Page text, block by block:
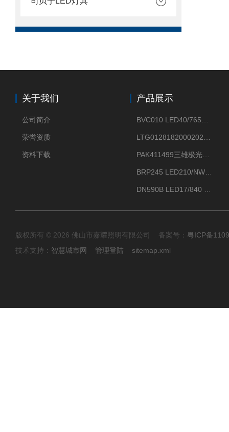
关于我们
公司简介
荣誉资质
资料下载
产品展示
版权所有 © 2026 佛山市嘉耀照明有限公司 备案号： 粤ICP备
技术支持： 智慧城市网 管理登陆 sitemap.xml